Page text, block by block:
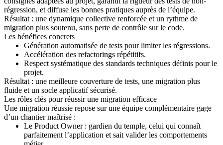
régression, et diffuse les bonnes pratiques auprès de l’équipe.
Résultat : une dynamique collective renforcée et un rythme de
migration plus soutenu, sans perte de contrôle sur le code.
Les bénéfices concrets
Génération automatisée de tests pour limiter les régressions.
Accélération des refactorings répétitifs.
Respect systématique des standards techniques définis pour le
projet.
Résultat : une meilleure couverture de tests, une migration plus
fluide et un socle applicatif sécurisé.
Les rôles clés pour réussir une migration efficace
Une migration réussie repose sur une équipe complémentaire gage
d’un chantier maîtrisé :
Le Product Owner : gardien du temple, celui qui connaît
parfaitement l’application et sait valider les comportements